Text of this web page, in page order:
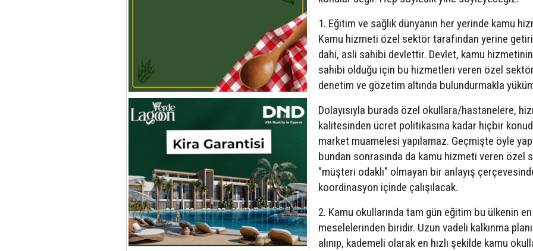
1. Eğitim ve sağlık dünyanın her yerinde kamu
Kamu hizmeti özel sektör tarafından yerine
dahi, asli sahibi devlettir. Devlet, kamu
sahibi olduğu için bu hizmetleri veren özel
denetim ve gözetim altında bulundurmakla
Dolayısıyla burada özel okullara/hastanelere,
kalitesinden ücret politikasına kadar hiçbir
market muamelesi yapılamaz. Geçmişte öyle
bundan sonrasında da kamu hizmeti veren özel
"müşteri odaklı" olmayan bir anlayış
koordinasyon içinde çalışılacak.
2. Kamu okullarında tam gün eğitim bu ülkenin
meselelerinden biridir. Uzun vadeli kalkınma
alınıp, kademeli olarak en hızlı şekilde kamu